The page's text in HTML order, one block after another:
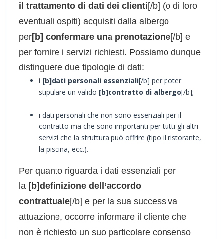
il trattamento di dati dei clienti[/b] (o di loro
eventuali ospiti) acquisiti dalla albergo
per[b] confermare una prenotazione[/b] e
per fornire i servizi richiesti. Possiamo dunque
distinguere due tipologie di dati:
i [b]dati personali essenziali[/b] per poter
stipulare un valido [b]contratto di albergo[/b];
i dati personali che non sono essenziali per il
contratto ma che sono importanti per tutti gli altri
servizi che la struttura può offrire (tipo il ristorante,
la piscina, ecc.).
Per quanto riguarda i dati essenziali per
la [b]definizione dell’accordo
contrattuale[/b] e per la sua successiva
attuazione, occorre informare il cliente che
non è richiesto un suo particolare consenso